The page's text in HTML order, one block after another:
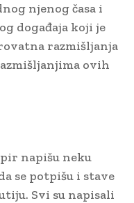
njenog časa i
događaja koji je
razmišljanja
ovih
napišu neku
se potpišu i stave
Svi su napisali